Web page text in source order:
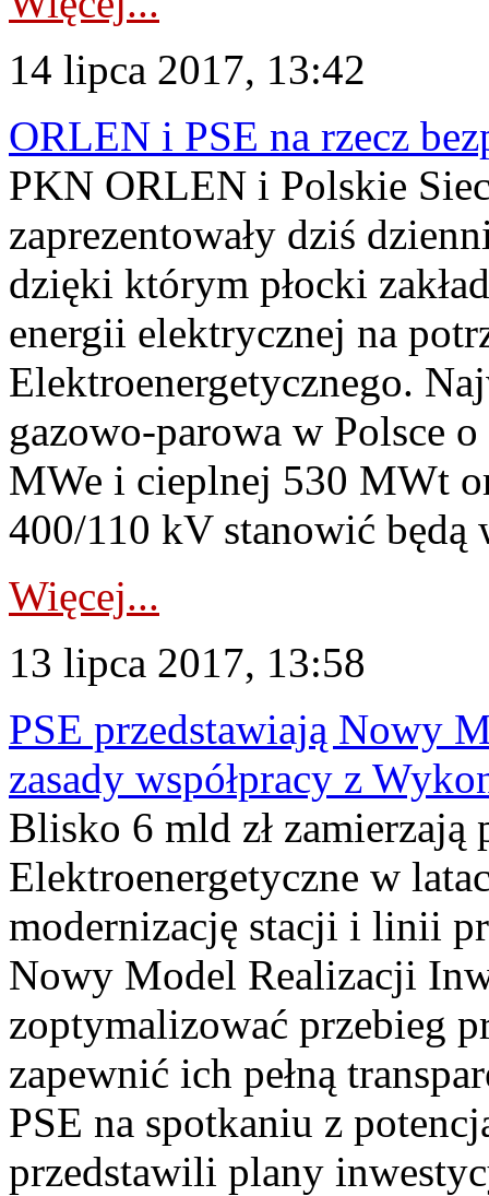
14 lipca 2017, 13:42
ORLEN i PSE na rzecz
PKN ORLEN i Polskie
zaprezentowały dziś
dzięki którym płocki
energii elektrycznej na
Elektroenergetycznego.
gazowo-parowa w Polsce
MWe i cieplnej 530 MWt
400/110 kV stanowić będą
Więcej...
13 lipca 2017, 13:58
PSE przedstawiają Nowy
zasady współpracy z
Blisko 6 mld zł zamierzają
Elektroenergetyczne w
modernizację stacji i linii
Nowy Model Realizacji
zoptymalizować przebieg
zapewnić ich pełną
PSE na spotkaniu z
przedstawili plany